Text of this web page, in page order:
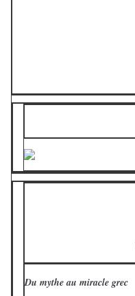
Du mythe au miracle grec